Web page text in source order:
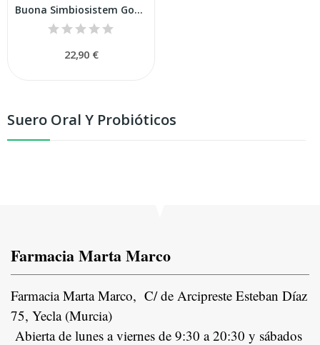
Suero Oral Y Probióticos
Buona Simbiosistem Gotas 10ml
22,90 €
Farmacia Marta Marco
Farmacia Marta Marco, C/ de Arcipreste Esteban Díaz
75, Yecla (Murcia)
Abierta de lunes a viernes de 9:30 a 20:30 y sábados